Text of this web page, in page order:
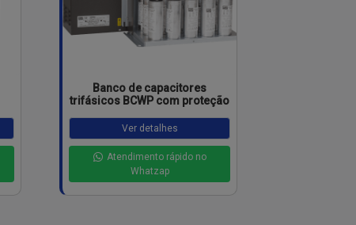
Banco de capacitores
trifásicos BCWP com proteção
Ver detalhes
Atendimento rápido no
Whatzap